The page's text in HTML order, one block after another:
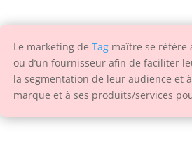
Le marketing deTag maître se réfère
ou d’un fournisseur afin de faciliter
la segmentation de leur audience
marque et à ses produits/services